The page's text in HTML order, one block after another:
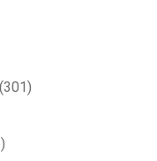
301301
tuotetta
41
tuotetta